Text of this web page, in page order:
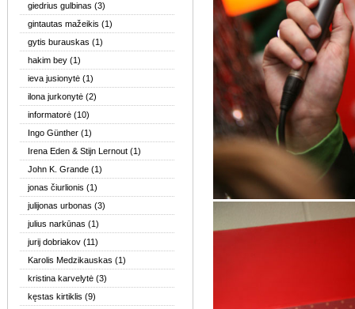
giedrius gulbinas (3)
gintautas mažeikis (1)
gytis burauskas (1)
hakim bey (1)
ieva jusionytė (1)
ilona jurkonytė (2)
informatorė (10)
Ingo Günther (1)
Irena Eden & Stijn Lernout (1)
John K. Grande (1)
jonas čiurlionis (1)
julijonas urbonas (3)
julius narkūnas (1)
jurij dobriakov (11)
Karolis Medzikauskas (1)
kristina karvelytė (3)
kęstas kirtiklis (9)